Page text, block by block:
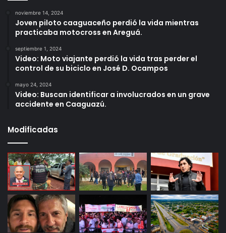
noviembre 14, 2024
Joven piloto caaguaceño perdió la vida mientras
practicaba motocross en Areguá.
septiembre 1, 2024
Video: Moto viajante perdió la vida tras perder el
control de su biciclo en José D. Ocampos
mayo 24, 2024
Video: Buscan identificar a involucrados en un grave
accidente en Caaguazú.
Modificadas